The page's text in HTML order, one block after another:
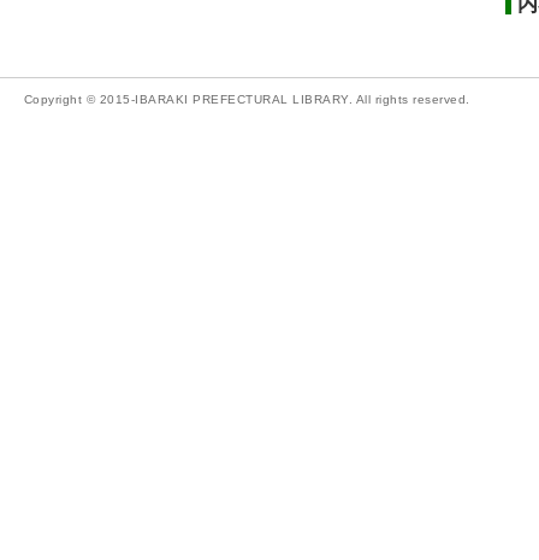
Copyright © 2015-IBARAKI PREFECTURAL LIBRARY. All rights reserved.